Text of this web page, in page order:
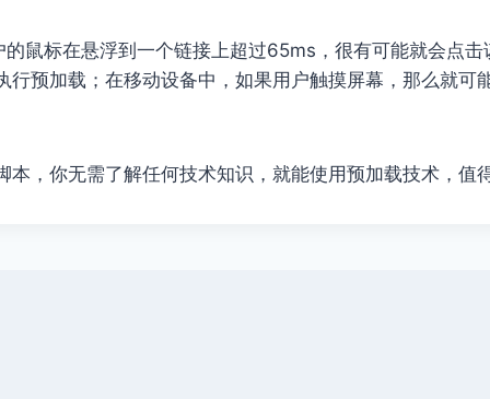
的鼠标在悬浮到一个链接上超过65ms，很有可能就会点击
预加载；在移动设备中，如果用户触摸屏幕，那么就可
，你无需了解任何技术知识，就能使用预加载技术，值